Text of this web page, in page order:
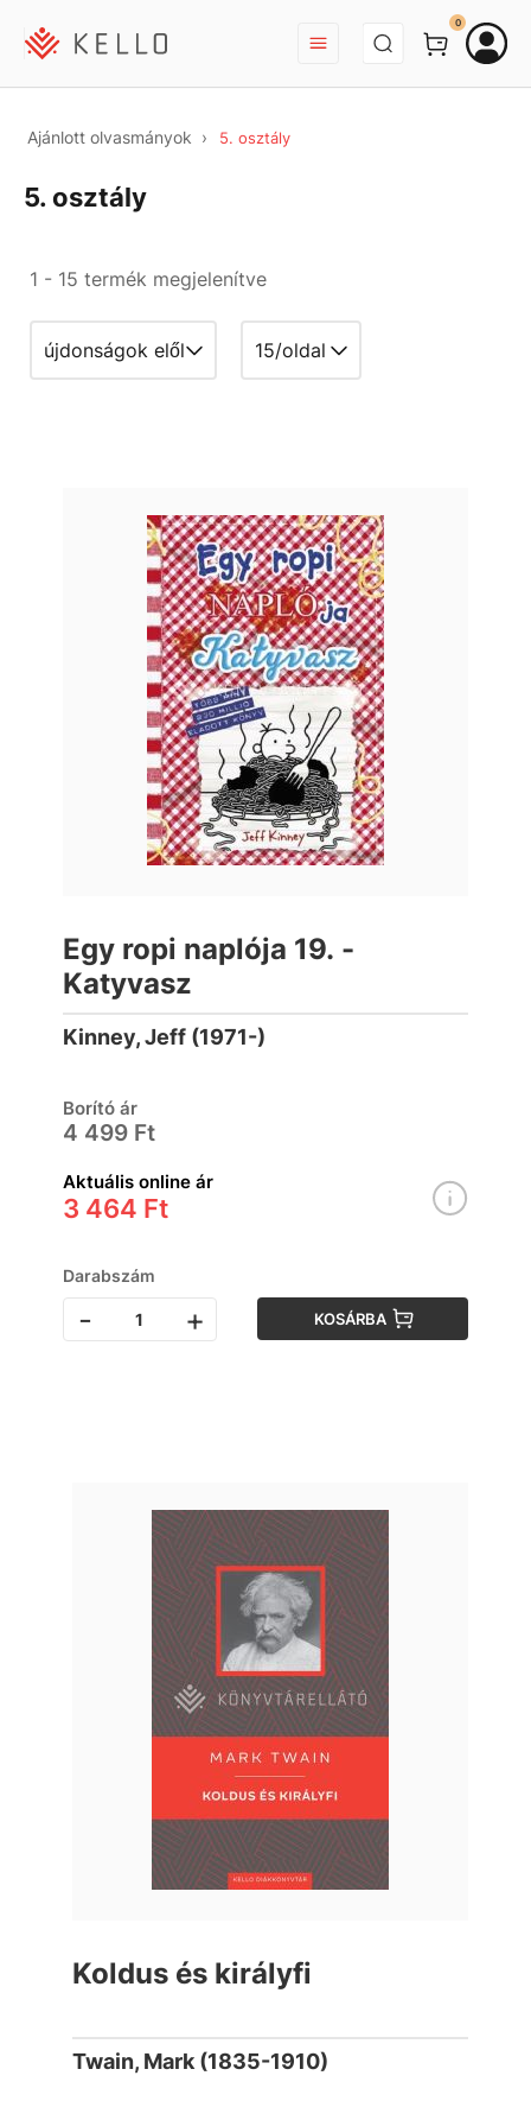
BEJELENTKEZÉS
0
Ajánlott olvasmányok 5. osztály
5. osztály
1 - 15 termék megjelenítve
Egy ropi naplója 19. -
Katyvasz
Kinney, Jeff (1971-)
Borító ár
4 499 Ft
Aktuális online ár
3 464 Ft
Darabszám
- + KOSÁRBA
Koldus és királyfi
Twain, Mark (1835-1910)